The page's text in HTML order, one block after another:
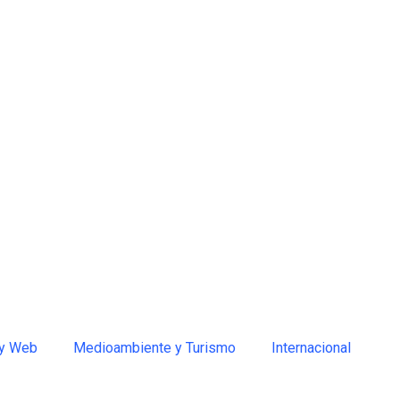
Web Medioambiente y Turismo Internacional